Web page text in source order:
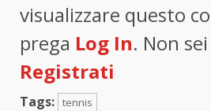
visualizzare questo
prega Log In. Non
Registrati
Tags: tennis